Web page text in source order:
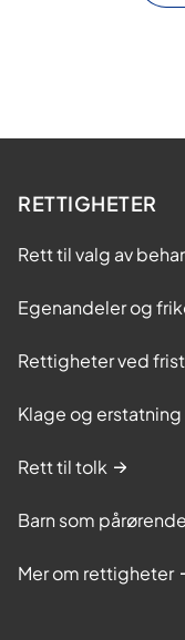
RETTIGHETER
Rett til valg av
Egenandeler og
Rettigheter ved
Klage og erstatning
Rett til tolk
Barn som pårørende
Mer om rettigheter